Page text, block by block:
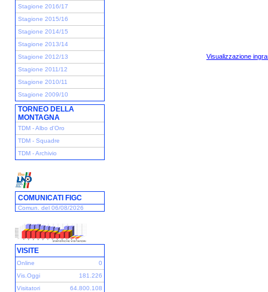
Stagione 2016/17
Stagione 2015/16
Stagione 2014/15
Stagione 2013/14
Stagione 2012/13
Stagione 2011/12
Stagione 2010/11
Stagione 2009/10
TORNEO DELLA
MONTAGNA
TDM - Albo d'Oro
TDM - Squadre
TDM - Archivio
COMUNICATI FIGC
Comun. del 06/08/2026
VISITE
Online
0
Vis.Oggi
181.226
Visitatori
64.800.108
Visualizzazione